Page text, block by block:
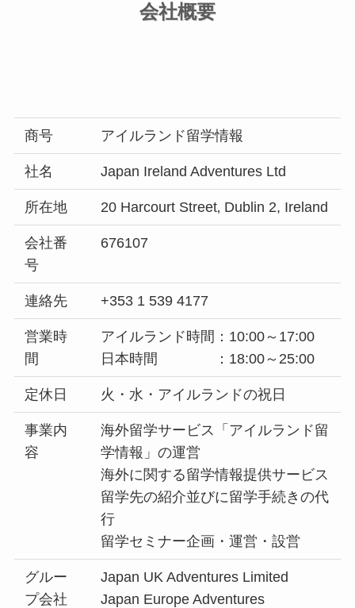
会社概要
商号 アイルランド留学情報
社名 Japan Ireland Adventures Ltd
所在地 20 Harcourt Street‚ Dublin 2, Ireland
会社番
号
676107
連絡先 +353 1 539 4177
営業時
間
アイルランド時間：10:00～17:00
日本時間 ：18:00～25:00
定休日 火・水・アイルランドの祝日
事業内
容
海外留学サービス「アイルランド留
学情報」の運営
海外に関する留学情報提供サービス
留学先の紹介並びに留学手続きの代
行
留学セミナー企画・運営・設営
グルー
プ会社
Japan UK Adventures Limited
Japan Europe Adventures